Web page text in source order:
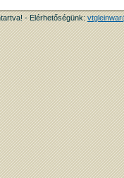
- Elérhetőségünk: